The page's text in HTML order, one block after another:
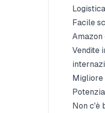
Facile
Vendite
Migliore
Non c'è